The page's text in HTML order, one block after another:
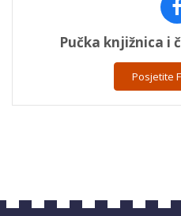
Pučka knjižnica i
Posjetite